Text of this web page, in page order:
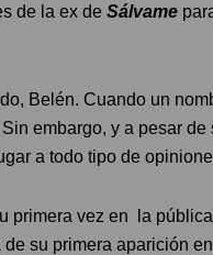
de la ex de Sálvame
Belén. Cuando un
Sin embargo, y a pesar
a todo tipo de
primera vez en la
su primera aparición